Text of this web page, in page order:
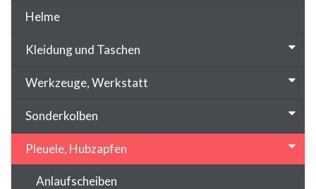
Helme
Kleidung und Taschen
Werkzeuge, Werkstatt
Sonderkolben
Pleuele, Hubzapfen
Anlaufscheiben